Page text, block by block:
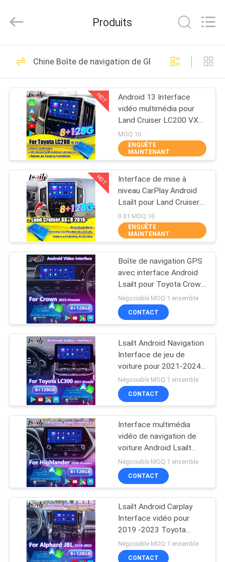
MAISON
PRODUITS
VIDÉOS
SUJET
NOUS
VISITE
D'USINE
CONTRÔLE
QUALITÉ
CONTACTEZ-
NOUS
NOUVELLES
CAS
PLAN
SITE
PRIVACY
POLICY
Automobile
Electron
Rights
Boîte de navigation
de voiture
70
Boîte de navigation
d'Android
56
Boîte de navigation
de GPS
25
Lexus Video
Interface
130
NISSAN Multimedia
Interface
52
Produits
Chine Boîte de navigation de GPS
HOT
Android 13 Interface
vidéo multimédia pour
Land Cruiser LC200 VXR
VX GXL Sahara V8 2013-
2021 Mise à niveau de
l'écran OEM avec CarPlay
MOQ:10
ENQUÊTE
MAINTENANT
HOT
Interface de mise à
niveau CarPlay Android
Lsailt pour Land Cruiser
GX_R GXR 2020-2021
Boîte de navigation GPS,
Module Android Auto
0.01 MOQ:10
ENQUÊTE
MAINTENANT
Boîte de navigation GPS
avec interface Android
Lsailt pour Toyota Crown
2023-Présent
Négociable MOQ:1 ensemble
CONTACT
Lsailt Android Navigation
Interface de jeu de
voiture pour 2021-2024
Toyota Land Cruiser 300
GX-R VX-R GR GR-S
Sahara ZX VX LC300
Négociable MOQ:1 ensemble
CONTACT
Interface multimédia
vidéo de navigation de
voiture Android Lsailt
pour Toyota Highlander
2020-Présent
Négociable MOQ:1 ensemble
CONTACT
Lsailt Android Carplay
Interface vidéo pour
2019 -2023 Toyota
Alphard Vellfire JBL
Version haute
Négociable MOQ:1 ensemble
CONTACT